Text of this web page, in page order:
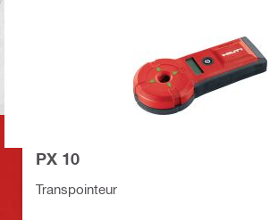
PX 10
Transpointeur